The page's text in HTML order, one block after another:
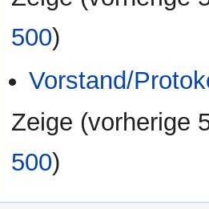
500)
Vorstand/
Zeige (vorherige
500)